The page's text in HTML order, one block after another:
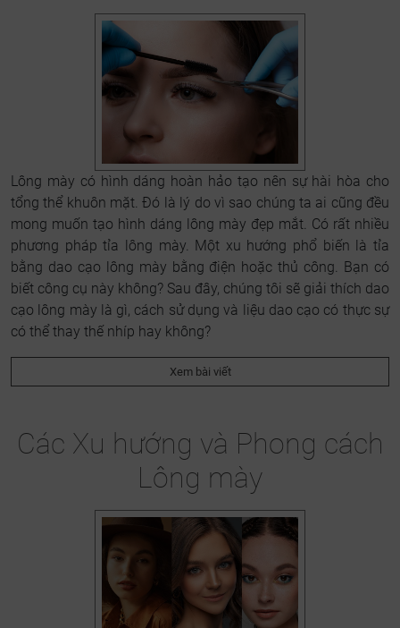
Lông mày có hình dáng hoàn hảo tạo nên sự hài hòa cho
tổng thể khuôn mặt. Đó là lý do vì sao chúng ta ai cũng đều
mong muốn tạo hình dáng lông mày đẹp mắt. Có rất nhiều
phương pháp tỉa lông mày. Một xu hướng phổ biến là tỉa
bằng dao cạo lông mày bằng điện hoặc thủ công. Bạn có
biết công cụ này không? Sau đây, chúng tôi sẽ giải thích dao
cạo lông mày là gì, cách sử dụng và liệu dao cạo có thực sự
có thể thay thế nhíp hay không?
Xem bài viết
Các Xu hướng và Phong cách
Lông mày